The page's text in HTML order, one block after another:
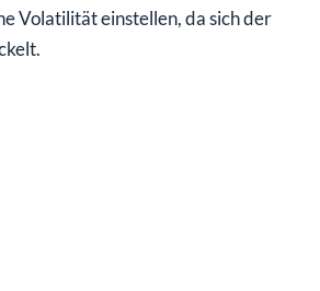
Volatilität einstellen, da sich der